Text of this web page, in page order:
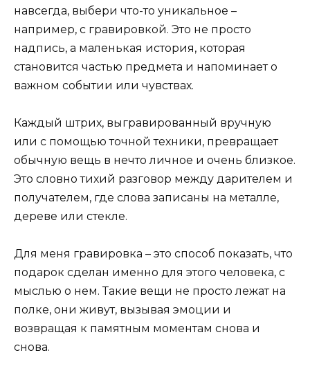
навсегда, выбери что-то уникальное –
например, с гравировкой. Это не просто
надпись, а маленькая история, которая
становится частью предмета и напоминает о
важном событии или чувствах.
Каждый штрих, выгравированный вручную
или с помощью точной техники, превращает
обычную вещь в нечто личное и очень близкое.
Это словно тихий разговор между дарителем и
получателем, где слова записаны на металле,
дереве или стекле.
Для меня гравировка – это способ показать, что
подарок сделан именно для этого человека, с
мыслью о нем. Такие вещи не просто лежат на
полке, они живут, вызывая эмоции и
возвращая к памятным моментам снова и
снова.